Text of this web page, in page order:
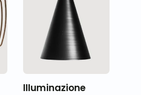
Illuminazione